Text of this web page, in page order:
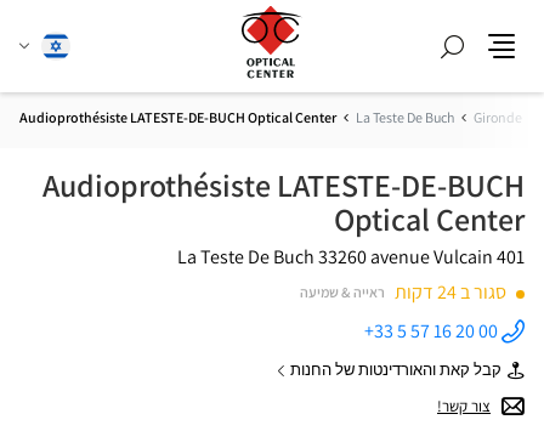
חפש
שנהעברית
Gironde
La Teste De Buch
Audioprothésiste LATESTE-DE-BUCH Optical Center
Audioprothésiste LATESTE-DE-BUCH
Optical Center
401 avenue Vulcain
33260 La Teste De Buch
סגור ב 24 דקות
ראייה & שמיעה
התקשר
לחנות
Audioprothésiste
LATESTE-
DE-BUCH
+33 5 57 16 20 00
קבל קאת והאורדינטות של החנות של
Audioprothésiste
LATESTE-
צור קשר!